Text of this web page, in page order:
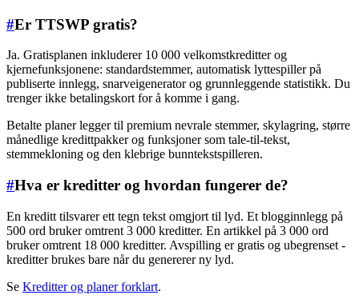
#Er TTSWP gratis?
Ja. Gratisplanen inkluderer 10 000 velkomstkreditter og
kjernefunksjonene: standardstemmer, automatisk lyttespiller på
publiserte innlegg, snarveigenerator og grunnleggende statistikk. Du
trenger ikke betalingskort for å komme i gang.
Betalte planer legger til premium nevrale stemmer, skylagring, større
månedlige kredittpakker og funksjoner som tale-til-tekst,
stemmekloning og den klebrige bunntekstspilleren.
#Hva er kreditter og hvordan fungerer de?
En kreditt tilsvarer ett tegn tekst omgjort til lyd. Et blogginnlegg på
500 ord bruker omtrent 3 000 kreditter. En artikkel på 3 000 ord
bruker omtrent 18 000 kreditter. Avspilling er gratis og ubegrenset -
kreditter brukes bare når du genererer ny lyd.
Se Kreditter og planer forklart.